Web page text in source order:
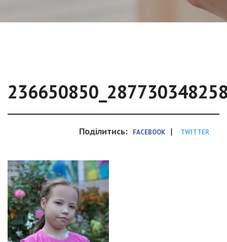
Поділитись: FACEBOOK | TWITTER